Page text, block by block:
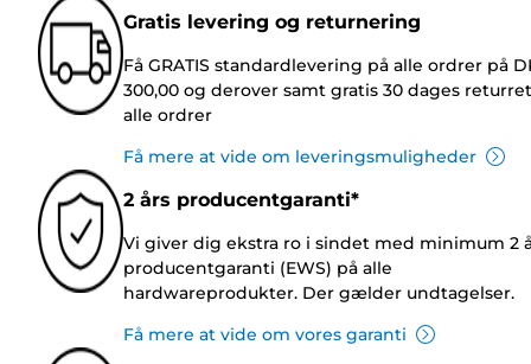
Gratis levering og returnering
Få GRATIS standardlevering på alle ordrer på
300,00 og derover samt gratis 30 dages
alle ordrer
Få mere at vide om leveringsmuligheder
2 års producentgaranti*
Vi giver dig ekstra ro i sindet med minimum 2
producentgaranti (EWS) på alle
hardwareprodukter. Der gælder undtagelser.
Få mere at vide om vores garanti